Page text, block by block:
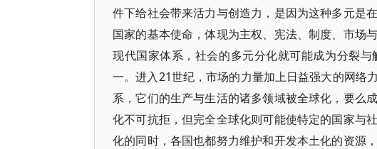
件下给社会带来活力与创造力，是因为这种多元是
国家的基本使命，体现为主权、宪法、制度、市场
现代国家体系，社会的多元分化就可能成为分裂
一。进入21世纪，市场的力量加上日益强大的网络
系，它们的生产与生活的诸多领域被全球化，要么
化不可抗拒，但完全全球化则可能使特定的国家与
化的同时，各国也都努力维护和开发本土化的资源